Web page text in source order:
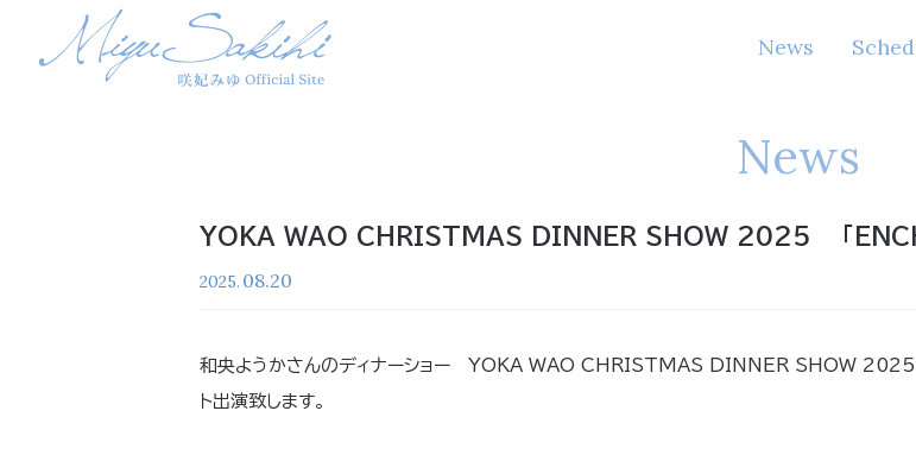
News
News
YOKA WAO CHRISTMAS DINNER SHOW 2025 「
2025. 08.20
和央ようかさんのディナーショー YOKA WAO CHRISTMAS DINNER SHOW
ト出演致します。